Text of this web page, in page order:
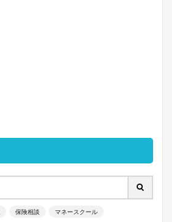
保険相談 マネースクール